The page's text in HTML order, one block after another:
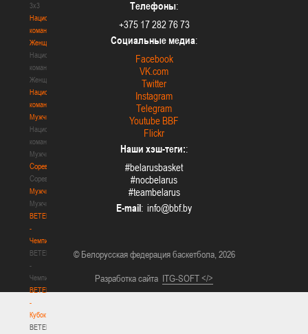
3х3
Национальная
команда.
Женщины
Национальная
команда.
Женщины
Национальная
команда.
Мужчины
Национальная
команда.
Мужчины
Соревнования
Соревнования
Мужчины
Мужчины
BETERA
-
Чемпионат
BETERA
-
Чемпионат
BETERA
-
Кубок
BETERA
Телефоны:
+375 17 282 76 73
Социальные медиа:
Facebook
VK.com
Twitter
Instagram
Telegram
Youtube BBF
Flickr
Наши хэш-теги::
#belarusbasket
#nocbelarus
#teambelarus
E-mail :
© Белорусская федерация баскетбола, 2026
Разработка сайта ITG-SOFT </>